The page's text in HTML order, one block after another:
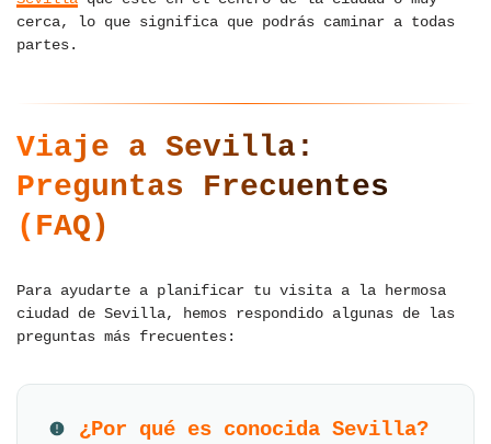
cerca, lo que significa que podrás caminar a todas
partes.
Viaje a Sevilla:
Preguntas Frecuentes
(FAQ)
Para ayudarte a planificar tu visita a la hermosa
ciudad de Sevilla, hemos respondido algunas de las
preguntas más frecuentes:
¿Por qué es conocida Sevilla?